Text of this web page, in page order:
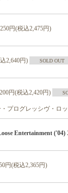
円(税込2,475円)
2,640円) SOLD OUT
円(税込2,420円)
プログレッシヴ・ロ
Entertainment ('04)
円(税込2,365円)